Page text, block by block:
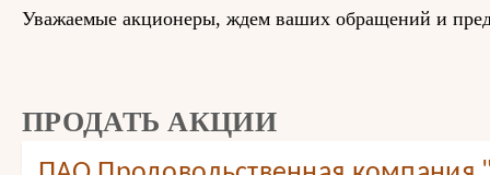
Уважаемые акционеры, ждем ваших обращений и
ПРОДАТЬ АКЦИИ